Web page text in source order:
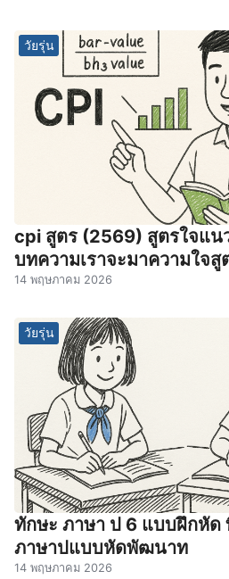
วัยรุ่น
cpi สูตร (2569) สูตรใจแ
บทความเราจะมาความใจสู
14 พฤษภาคม 2026
วัยรุ่น
ทักษะ ภาษา ป 6 แบบฝึกหัด
ภาษาปแบบหัดพัฒนาท
14 พฤษภาคม 2026